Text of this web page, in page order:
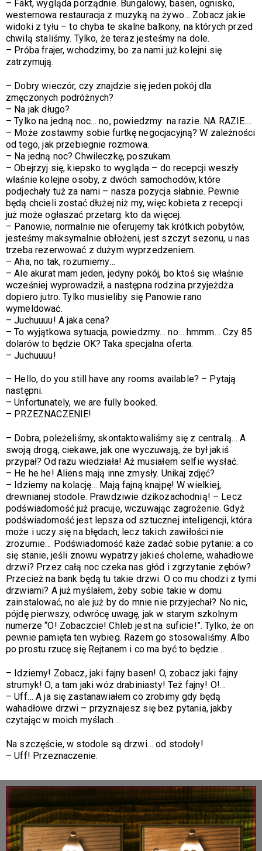
– Fakt, wygląda porządnie. Bungalowy, basen, ognisko,
westernowa restauracja z muzyką na żywo… Zobacz jakie
widoki z tyłu – to chyba te skalne balkony, na których przed
chwilą staliśmy. Tylko, że teraz jesteśmy na dole.
– Próba frajer, wchodzimy, bo za nami już kolejni się
zatrzymują.
– Dobry wieczór, czy znajdzie się jeden pokój dla
zmęczonych podróżnych?
– Na jak długo?
–Tylko na jedną noc… no, powiedzmy: na razie. NA RAZIE….
– Może zostawmy sobie furtkę negocjacyjną? W zależności
od tego, jak przebiegnie rozmowa.
– Na jedną noc? Chwileczkę, poszukam.
–Obejrzyj się, kiepsko to wygląda – do recepcji weszły
właśnie kolejne osoby, z dwóch samochodów, które
podjechały tuż za nami – nasza pozycja słabnie. Pewnie
będą chcieli zostać dłużej niż my, więc kobieta z recepcji
już może ogłaszać przetarg: kto da więcej.
– Panowie, normalnie nie oferujemy tak krótkich pobytów,
jesteśmy maksymalnie obłożeni, jest szczyt sezonu, u nas
trzeba rezerwować z dużym wyprzedzeniem.
–Aha, no tak, rozumiemy…
–Ale akurat mam jeden, jedyny pokój, bo ktoś się właśnie
wcześniej wyprowadził, a następna rodzina przyjeżdża
dopiero jutro. Tylko musieliby się Panowie rano
wymeldować.
–Juchuuuu! A jaka cena?
–To wyjątkowa sytuacja, powiedzmy… no… hmmm… Czy 85
dolarów to będzie OK? Taka specjalna oferta.
–Juchuuuu!
– Hello, do you still have any rooms available? – Pytają
następni.
– Unfortunately, we are fully booked.
– PRZEZNACZENIE!
– Dobra, poleżeliśmy, skontaktowaliśmy się z centralą… A
swoją drogą, ciekawe, jak one wyczuwają, że był jakiś
przypał? Od razu wiedziała! Aż musiałem selfie wysłać.
– He he he! Aliens mają inne zmysły. Unikaj zdjęć?
– Idziemy na kolację… Mają fajną knajpę! W wielkiej,
drewnianej stodole. Prawdziwie dzikozachodnią! – Lecz
podświadomość już pracuje, wczuwając zagrożenie. Gdyż
podświadomość jest lepsza od sztucznej inteligencji, która
może i uczy się na błędach, lecz takich zawiłości nie
zrozumie… Podświadomość każe zadać sobie pytanie: a co
się stanie, jeśli znowu wypatrzy jakieś cholerne, wahadłowe
drzwi? Przez całą noc czeka nas głód i zgrzytanie zębów?
Przecież na bank będą tu takie drzwi. O co mu chodzi z tymi
drzwiami? A już myślałem, żeby sobie takie w domu
zainstalować, no ale już by do mnie nie przyjechał? No nic,
pójdę pierwszy, odwrócę uwagę, jak w starym szkolnym
numerze “O! Zobaczcie! Chleb jest na suficie!”. Tylko, że on
pewnie pamięta ten wybieg. Razem go stosowaliśmy. Albo
po prostu rzucę się Rejtanem i co ma być to będzie…
– Idziemy! Zobacz, jaki fajny basen! O, zobacz jaki fajny
strumyk! O, a tam jaki wóz drabiniasty! Też fajny! O!…
– Uff… A ja się zastanawiałem co zrobimy gdy będą
wahadłowe drzwi – przyznajesz się bez pytania, jakby
czytając w moich myślach…
Na szczęście, w stodole są drzwi… od stodoły!
– Uff! Przeznaczenie.